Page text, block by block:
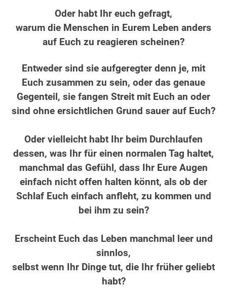
Oder habt Ihr euch gefragt,
warum die Menschen in Eurem Leben anders
auf Euch zu reagieren scheinen?
Entweder sind sie aufgeregter denn je, mit
Euch zusammen zu sein, oder das genaue
Gegenteil, sie fangen Streit mit Euch an oder
sind ohne ersichtlichen Grund sauer auf Euch?
Oder vielleicht habt Ihr beim Durchlaufen
dessen, was Ihr für einen normalen Tag haltet,
manchmal das Gefühl, dass Ihr Eure Augen
einfach nicht offen halten könnt, als ob der
Schlaf Euch einfach anfleht, zu kommen und
bei ihm zu sein?
Erscheint Euch das Leben manchmal leer und
sinnlos,
selbst wenn Ihr Dinge tut, die Ihr früher geliebt
habt?